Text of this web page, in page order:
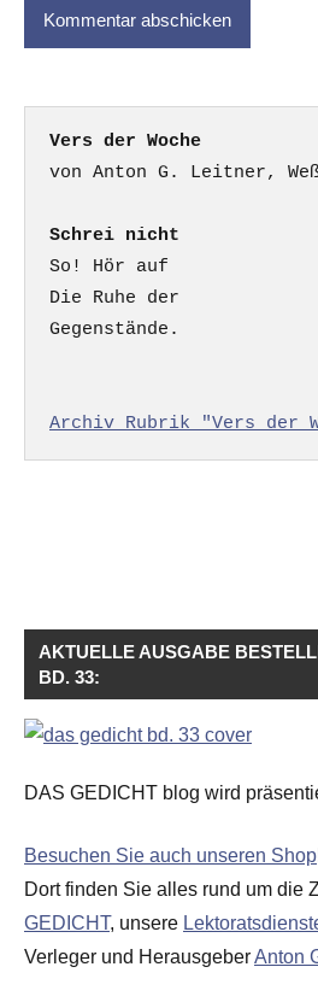
Vers der Woche
Schrei nicht
So! Hör auf
Die Ruhe der
Gegenstände.
Archiv Rubrik "Vers der
AKTUELLE AUSGABE
BD. 33:
DAS GEDICHT blog wird
Besuchen Sie auch unseren Shop
Dort finden Sie alles rund um die
GEDICHT, unsere
Verleger und HerausgeberAnton